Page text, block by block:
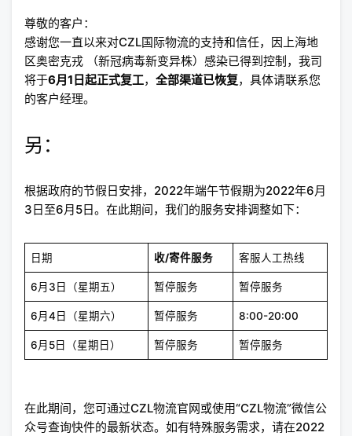
尊敬的客户：
感谢您一直以来对CZL国际物流的支持和信任，因上海地
区奥密克戎 （新冠病毒新变异株）感染已得到控制，我司
将于6月1日起正式复工， 全部渠道已恢复，具体请联系您
的客户经理。
另：
根据政府的节假日安排，2022年端午节假期为2022年6月
3日至6月5日。在此期间，我们的服务安排调整如下：
日期 收/寄件服务 客服人工热线
6月3日（星期五） 暂停服务 暂停服务
6月4日（星期六） 暂停服务 8:00-20:00
6月5日（星期日） 暂停服务 暂停服务
在此期间，您可通过CZL物流官网或使用“CZL物流”微信公
众号查询快件的最新状态。如有特殊服务需求，请在2022